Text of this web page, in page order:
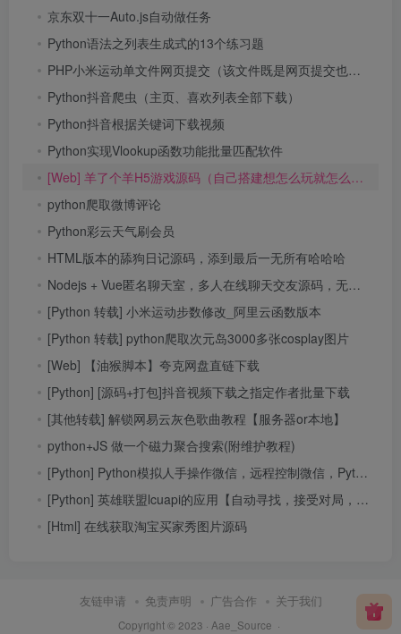
京东双十一Auto.js自动做任务
Python语法之列表生成式的13个练习题
PHP小米运动单文件网页提交（该文件既是网页提交也是接口！）
Python抖音爬虫（主页、喜欢列表全部下载）
Python抖音根据关键词下载视频
Python实现Vlookup函数功能批量匹配软件
[Web] 羊了个羊H5游戏源码（自己搭建想怎么玩就怎么玩）
python爬取微博评论
Python彩云天气刷会员
HTML版本的舔狗日记源码，添到最后一无所有哈哈哈
Nodejs + Vue匿名聊天室，多人在线聊天交友源码，无需注册即可畅所欲言
[Python 转载] 小米运动步数修改_阿里云函数版本
[Python 转载] python爬取次元岛3000多张cosplay图片
[Web] 【油猴脚本】夸克网盘直链下载
[Python] [源码+打包]抖音视频下载之指定作者批量下载
[其他转载] 解锁网易云灰色歌曲教程【服务器or本地】
python+JS 做一个磁力聚合搜索(附维护教程)
[Python] Python模拟人手操作微信，远程控制微信，Python给微信发消息、加好友
[Python] 英雄联盟lcuapi的应用【自动寻找，接受对局，一键设置符文，取opgg符文信息】
[Html] 在线获取淘宝买家秀图片源码
友链申请 免责声明 广告合作 关于我们
Copyright © 2023 · Aae_Source ·